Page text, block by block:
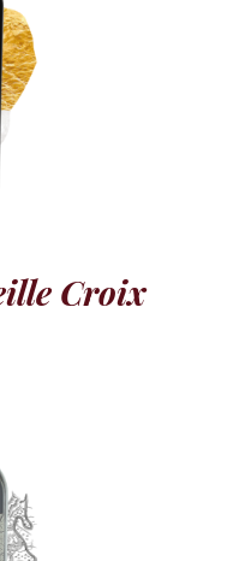
Croix